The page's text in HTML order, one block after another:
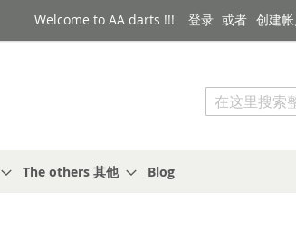
Welcome to AA darts !!! 登录 创建
搜索
The others 其他 Blog